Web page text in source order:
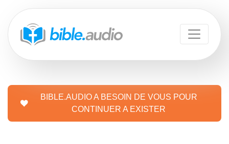
BIBLE.AUDIO A BESOIN DE VOUS POUR
CONTINUER A EXISTER